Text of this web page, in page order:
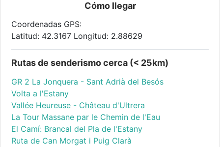
Cómo llegar
Coordenadas GPS:
Latitud: 42.3167 Longitud: 2.88629
Rutas de senderismo cerca (< 25km)
GR 2 La Jonquera - Sant Adrià del Besós
Volta a l'Estany
Vallée Heureuse - Château d'Ultrera
La Tour Massane par le Chemin de l'Eau
El Camí: Brancal del Pla de l'Estany
Ruta de Can Morgat i Puig Clarà